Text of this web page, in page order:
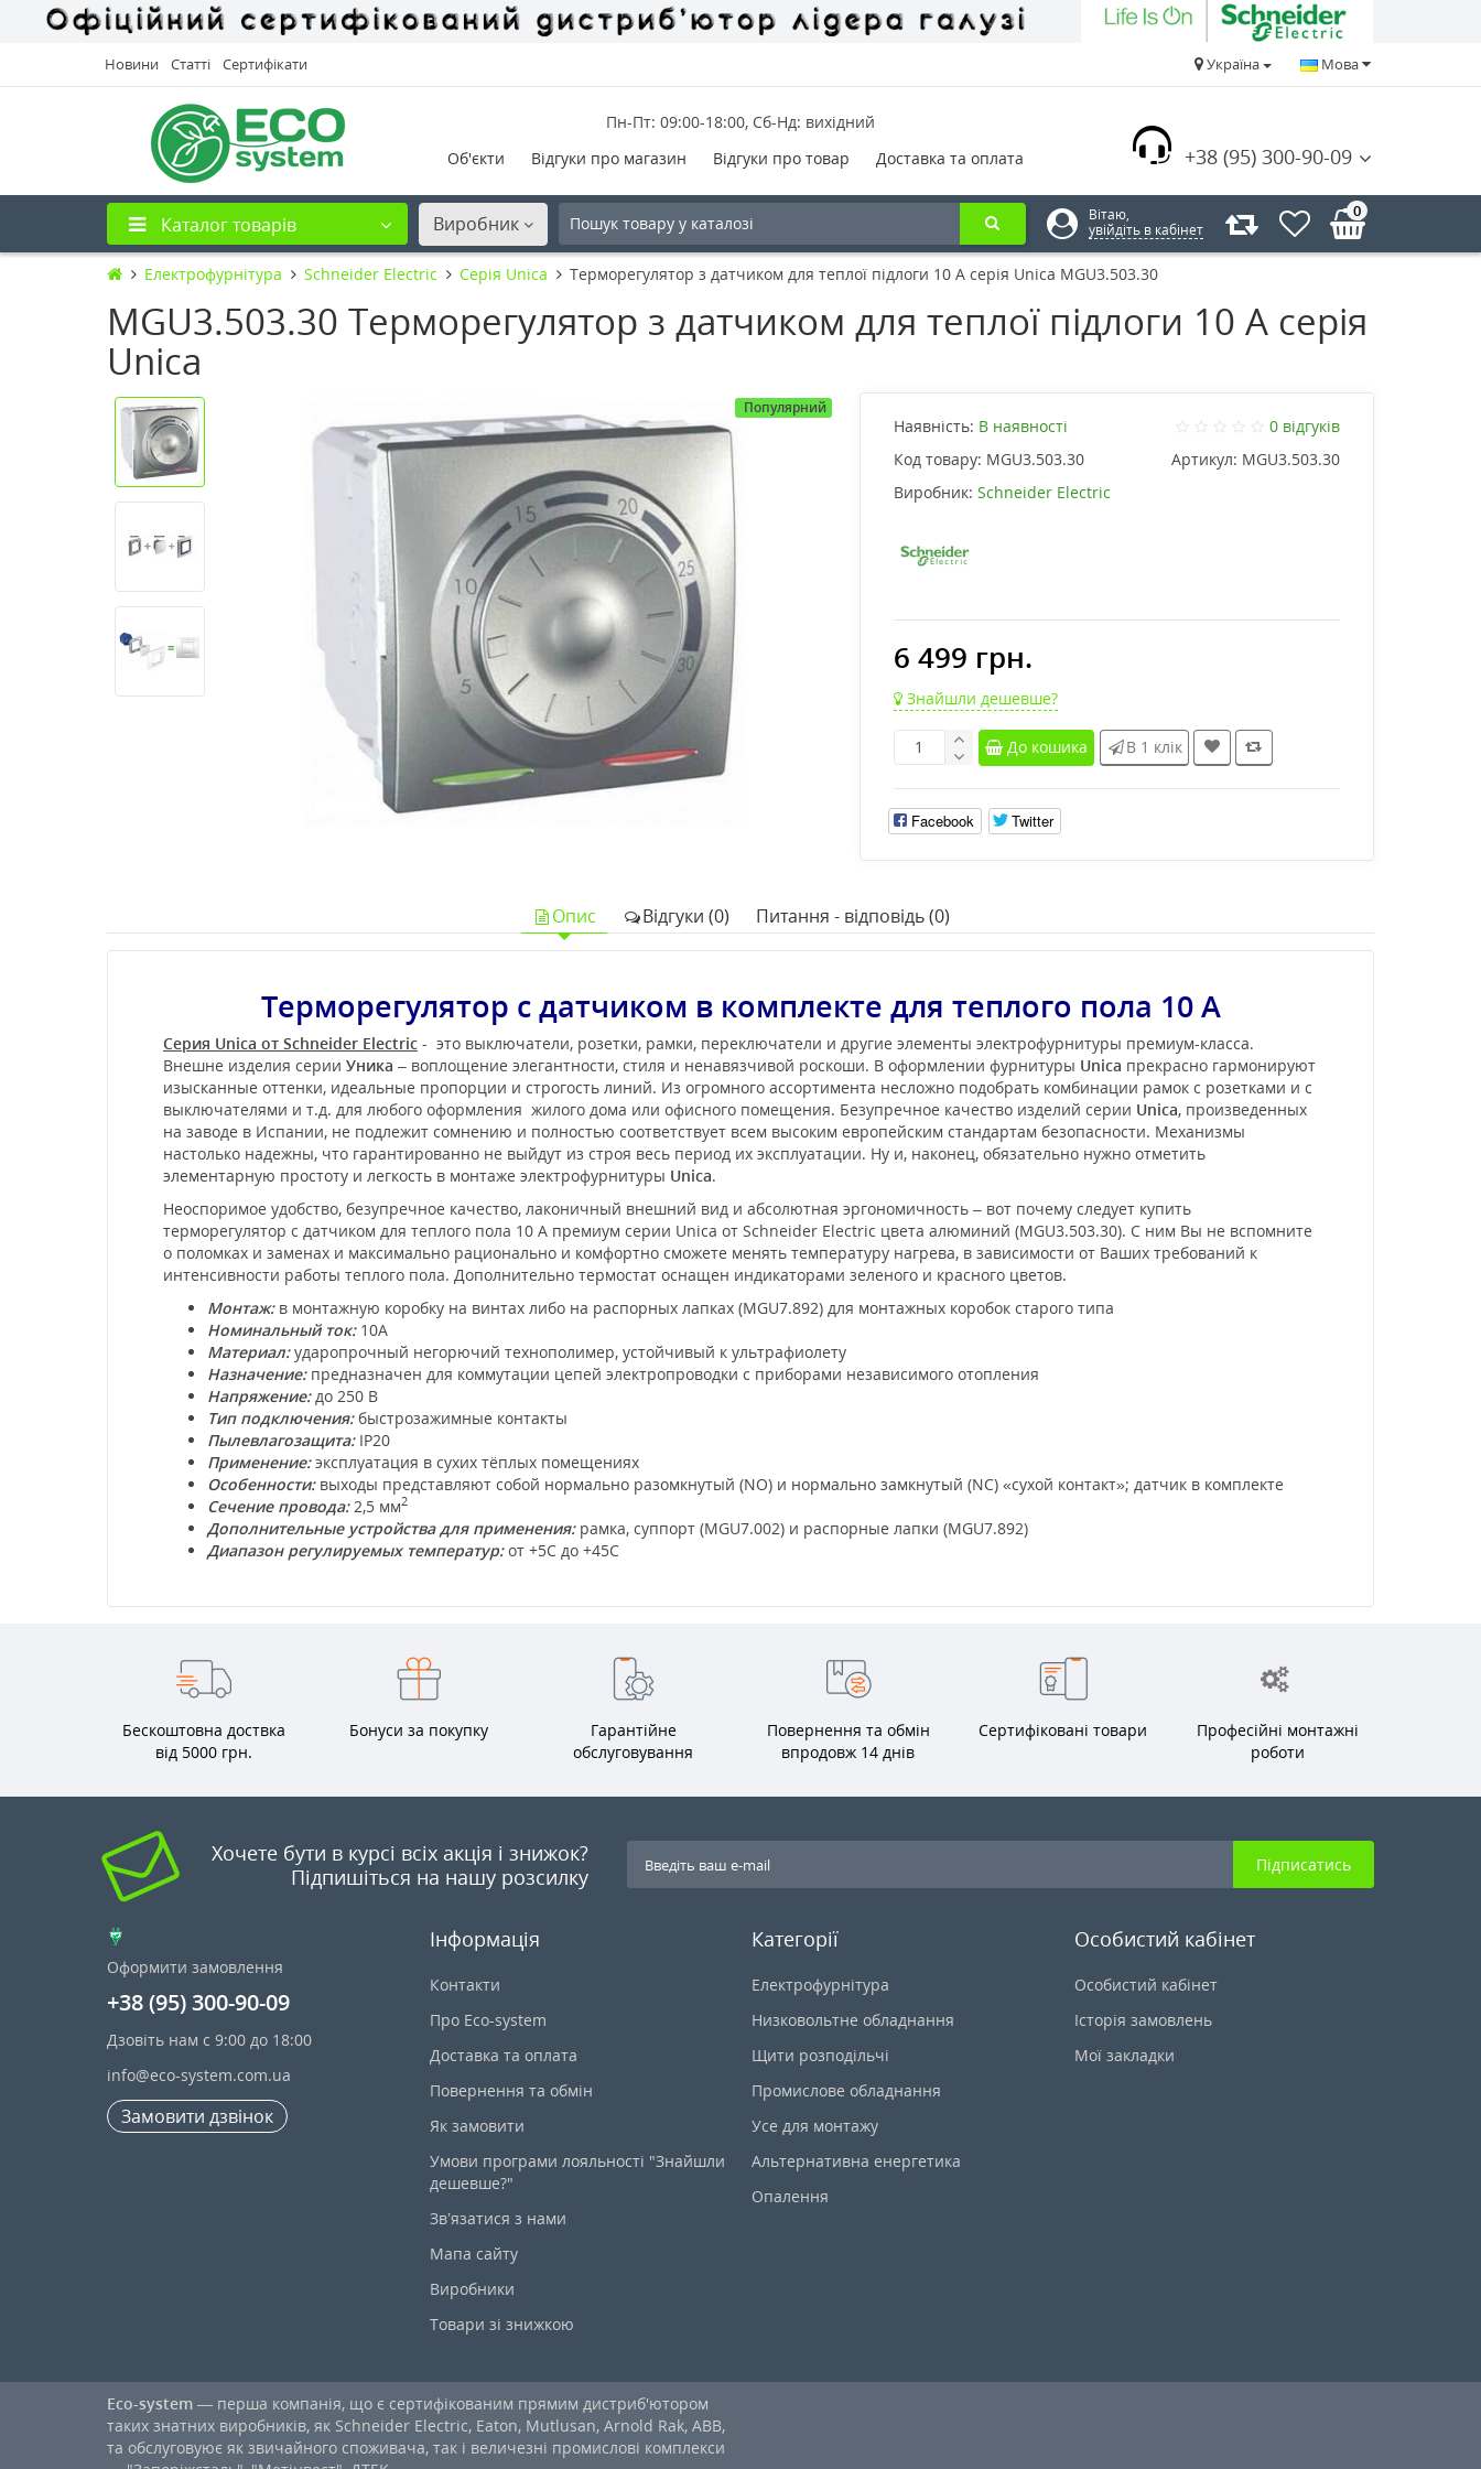
Новини Статті Сертифікати Мова
Україна
+38 (95) 300-90-09
Пн-Пт: 09:00-18:00, Сб-Нд: вихідний
Об'єкти
Відгуки про магазин Відгуки про товар Доставка та оплата
Каталог товарів Виробник
Вітаю,
увійдіть в кабінет
0
Електрофурнітура Schneider Electric Cерія Unica Терморегулятор з датчиком для теплої підлоги 10 А серія Unica MGU3.503.30
MGU3.503.30 Терморегулятор з датчиком для теплої підлоги 10 А серія
Unica
Популярний
Наявність: В наявності
0 відгуків
Код товару: MGU3.503.30 Артикул: MGU3.503.30
Виробник: Schneider Electric
6 499 грн.
Знайшли дешевше?
До кошика В 1 клік
Facebook Twitter
Опис Відгуки (0) Питання - відповідь (0)
Терморегулятор с датчиком в комплекте для теплого пола 10 А
Серия Unica от Schneider Electric - это выключатели, розетки, рамки, переключатели и другие элементы электрофурнитуры премиум-класса.
Внешне изделия серии Уника – воплощение элегантности, стиля и ненавязчивой роскоши. В оформлении фурнитуры Unica прекрасно гармонируют
изысканные оттенки, идеальные пропорции и строгость линий. Из огромного ассортимента несложно подобрать комбинации рамок с розетками и с
выключателями и т.д. для любого оформления жилого дома или офисного помещения. Безупречное качество изделий серии Unica, произведенных
на заводе в Испании, не подлежит сомнению и полностью соответствует всем высоким европейским стандартам безопасности. Механизмы
настолько надежны, что гарантированно не выйдут из строя весь период их эксплуатации. Ну и, наконец, обязательно нужно отметить
элементарную простоту и легкость в монтаже электрофурнитуры Unica.
Неоспоримое удобство, безупречное качество, лаконичный внешний вид и абсолютная эргономичность – вот почему следует купить
терморегулятор с датчиком для теплого пола 10 А премиум серии Unica от Schneider Electric цвета алюминий (MGU3.503.30). С ним Вы не вспомните
о поломках и заменах и максимально рационально и комфортно сможете менять температуру нагрева, в зависимости от Ваших требований к
интенсивности работы теплого пола. Дополнительно термостат оснащен индикаторами зеленого и красного цветов.
Монтаж:в монтажную коробку на винтах либо на распорных лапках (MGU7.892) для монтажных коробок старого типа
Номинальный ток:10А
Материал:ударопрочный негорючий технополимер, устойчивый к ультрафиолету
Назначение:предназначен для коммутации цепей электропроводки с приборами независимого отопления
Напряжение:до 250 В
Тип подключения:быстрозажимные контакты
Пылевлагозащита:IP20
Применение:эксплуатация в сухих тёплых помещениях
Особенности:выходы представляют собой нормально разомкнутый (NO) и нормально замкнутый (NC) «сухой контакт»; датчик в комплекте
Сечение провода:2,5 мм2
Дополнительные устройства для применения:рамка, суппорт (MGU7.002) и распорные лапки (MGU7.892)
Диапазон регулируемых температур:от +5С до +45С
Бескоштовна доствка
від 5000 грн.
Бонуси за покупку
Гарантійне
обслуговування
Повернення та обмін
впродовж 14 днів
Сертифіковані товари
Професійні монтажні
роботи
Хочете бути в курсі всіх акція і знижок?
Підпишіться на нашу розсилку
Підписатись
Оформити замовлення
+38 (95) 300-90-09
Дзовіть нам с 9:00 до 18:00
info@eco-system.com.ua
Замовити дзвінок
Інформація
Контакти
Про Eco-system
Доставка та оплата
Повернення та обмін
Як замовити
Умови програми лояльності "Знайшли
дешевше?"
Зв’язатися з нами
Мапа сайту
Виробники
Товари зі знижкою
Категорії
Електрофурнітура
Низковольтне обладнання
Щити розподільчі
Промислове обладнання
Усе для монтажу
Альтернативна енергетика
Опалення
Особистий кабінет
Особистий кабінет
Історія замовлень
Мої закладки
Eco-system — перша компанія, що є сертифікованим прямим дистриб'ютором
таких знатних виробників, як Schneider Electric, Eaton, Mutlusan, Arnold Rak, ABB,
та обслуговуює як звичайного споживача, так і величезні промислові комплекси